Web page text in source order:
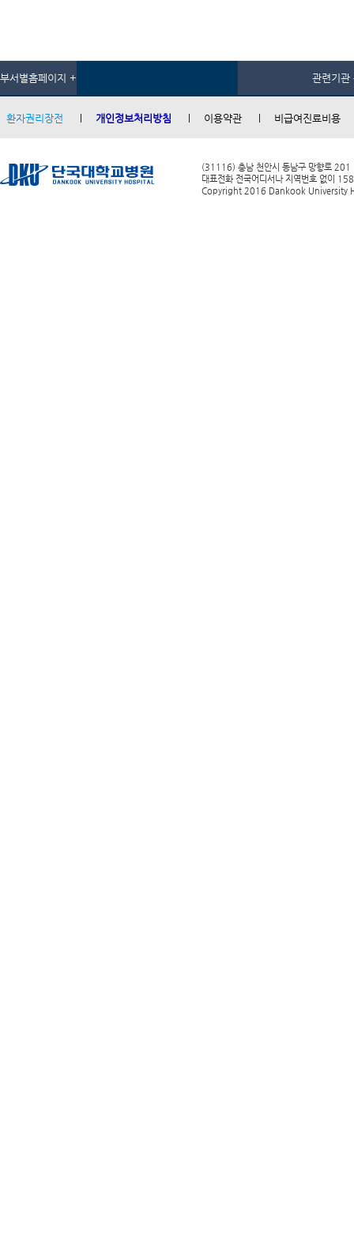
부서별홈페이지 + 관련기관
환자권리장전 개인정보처리방침 이용약관 비급여진료비용
(31116) 충남 천안시 동남구 망향로 201
대표전화 전국어디서나 지역번호 없이
Copyright 2016 Dankook University